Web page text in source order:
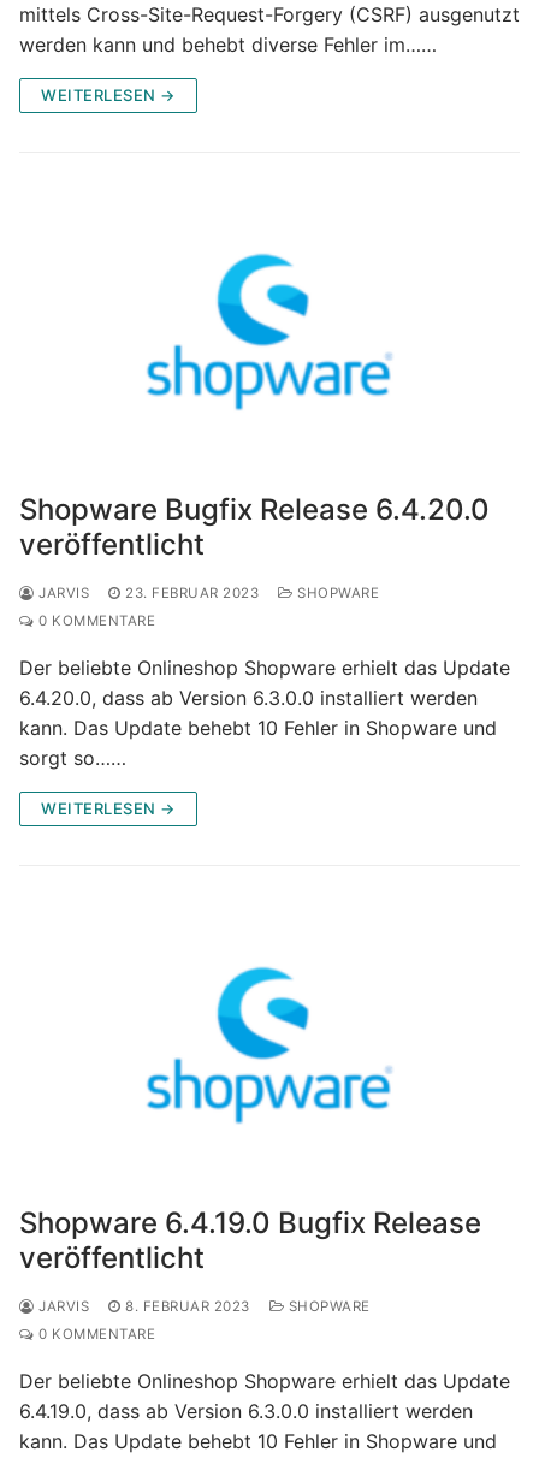
mittels Cross-Site-Request-Forgery (CSRF) ausgenutzt
werden kann und behebt diverse Fehler im……
WEITERLESEN →
Shopware Bugfix Release 6.4.20.0
veröffentlicht
JARVIS 23. FEBRUAR 2023
SHOPWARE
0 KOMMENTARE
Der beliebte Onlineshop Shopware erhielt das Update
6.4.20.0, dass ab Version 6.3.0.0 installiert werden
kann. Das Update behebt 10 Fehler in Shopware und
sorgt so……
WEITERLESEN →
Shopware 6.4.19.0 Bugfix Release
veröffentlicht
JARVIS 8. FEBRUAR 2023
SHOPWARE
0 KOMMENTARE
Der beliebte Onlineshop Shopware erhielt das Update
6.4.19.0, dass ab Version 6.3.0.0 installiert werden
kann. Das Update behebt 10 Fehler in Shopware und